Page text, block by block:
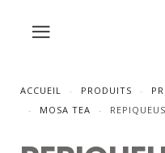
ACCUEIL PRODUITS
MOSA TEA